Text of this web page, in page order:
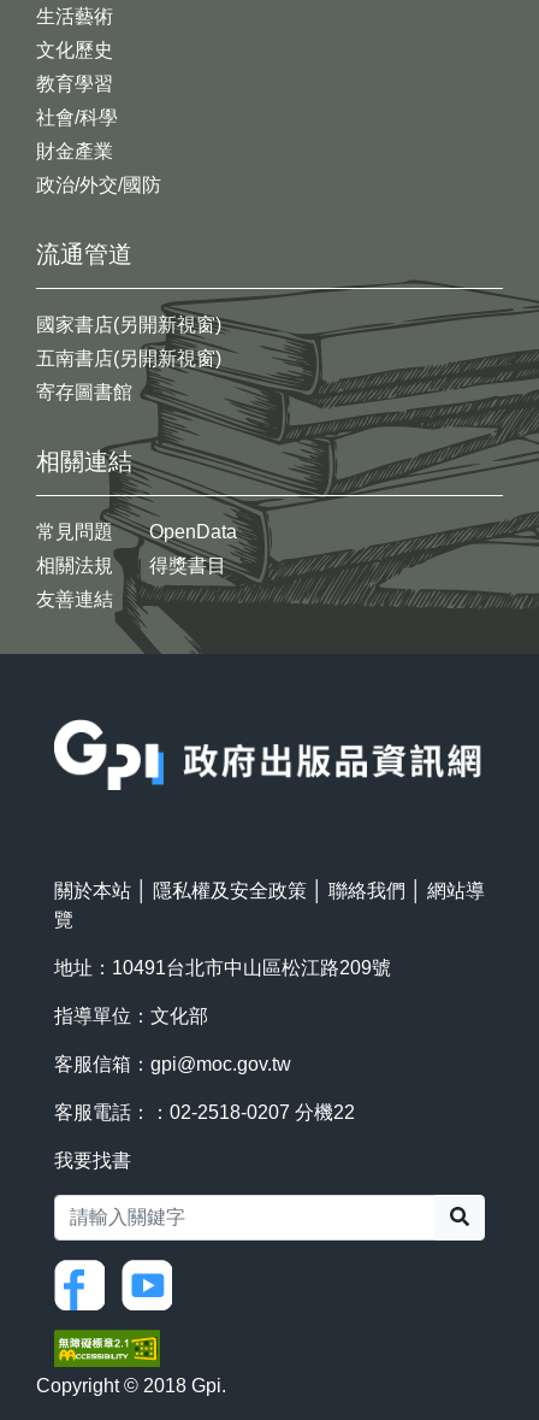
生活藝術
文化歷史
教育學習
社會/科學
財金產業
政治/外交/國防
流通管道
國家書店(另開新視窗)
五南書店(另開新視窗)
寄存圖書館
相關連結
常見問題
相關法規
友善連結
OpenData
得獎書目
關於本站 隱私權及安全政策 聯絡我們
網站導
覽
地址：10491台北市中山區松江路209號
指導單位：文化部
客服信箱： gpi@moc.gov.tw
客服電話：：02-2518-0207 分機22
我要找書
Copyright © 2018 Gpi.